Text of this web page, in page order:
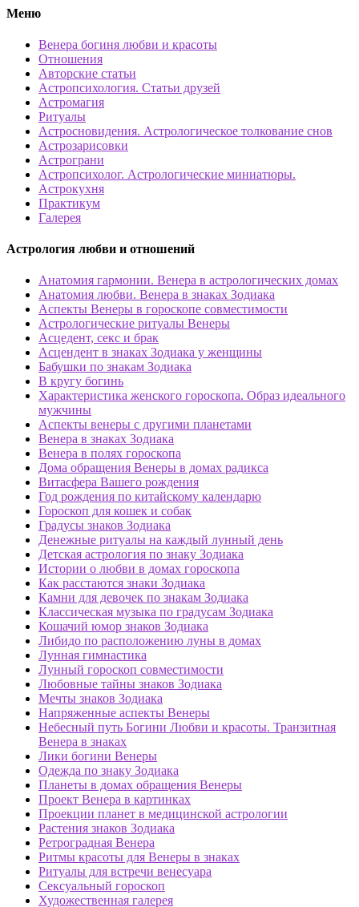
Меню
Венера богиня любви и красоты
Отношения
Авторские статьи
Астропсихология. Статьи друзей
Астромагия
Ритуалы
Астросновидения. Астрологическое толкование снов
Астрозарисовки
Астрограни
Астропсихолог. Астрологические миниатюры.
Астрокухня
Практикум
Галерея
Астрология любви и отношений
Анатомия гармонии. Венера в астрологических домах
Анатомия любви. Венера в знаках Зодиака
Аспекты Венеры в гороскопе совместимости
Астрологические ритуалы Венеры
Асцедент, секс и брак
Асцендент в знаках Зодиака у женщины
Бабушки по знакам Зодиака
В кругу богинь
Характеристика женского гороскопа. Образ идеального
мужчины
Аспекты венеры с другими планетами
Венера в знаках Зодиака
Венера в полях гороскопа
Дома обращения Венеры в домах радикса
Витасфера Вашего рождения
Год рождения по китайскому календарю
Гороскоп для кошек и собак
Градусы знаков Зодиака
Денежные ритуалы на каждый лунный день
Детская астрология по знаку Зодиака
Истории о любви в домах гороскопа
Как расстаются знаки Зодиака
Камни для девочек по знакам Зодиака
Классическая музыка по градусам Зодиака
Кошачий юмор знаков Зодиака
Либидо по расположению луны в домах
Лунная гимнастика
Лунный гороскоп совместимости
Любовные тайны знаков Зодиака
Мечты знаков Зодиака
Напряженные аспекты Венеры
Небесный путь Богини Любви и красоты. Транзитная
Венера в знаках
Лики богини Венеры
Одежда по знаку Зодиака
Планеты в домах обращения Венеры
Проект Венера в картинках
Проекции планет в медицинской астрологии
Растения знаков Зодиака
Ретроградная Венера
Ритмы красоты для Венеры в знаках
Ритуалы для встречи венесуара
Сексуальный гороскоп
Художественная галерея